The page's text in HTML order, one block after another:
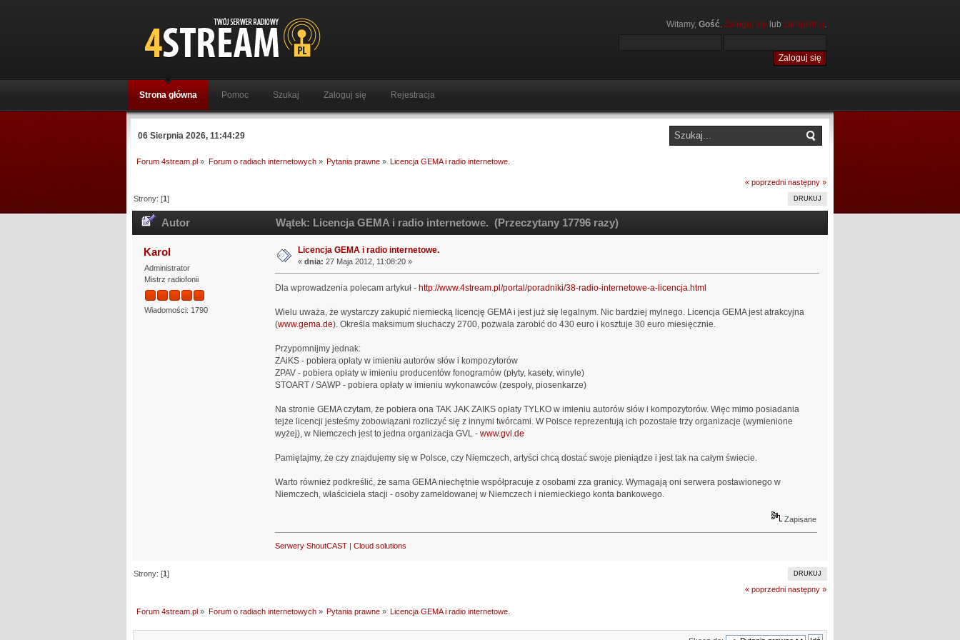
Witamy, Gość. Zaloguj się lub zarejestruj.
Strona główna Pomoc Szukaj Zaloguj się Rejestracja
06 Sierpnia 2026, 11:44:29
Forum 4stream.pl » Forum o radiach internetowych» Pytania prawne» Licencja GEMA i radio internetowe.
« poprzedni następny »
DRUKUJ
Strony: [1]
Autor Wątek: Licencja GEMA i radio internetowe. (Przeczytany 17796 razy)
Karol
Administrator
Mistrz radiofonii
Wiadomości: 1790
Licencja GEMA i radio internetowe.
« dnia: 27 Maja 2012, 11:08:20 »
Dla wprowadzenia polecam artykuł - http://www.4stream.pl/portal/poradniki/38-radio-internetowe-a-licencja.html
Wielu uważa, że wystarczy zakupić niemiecką licencję GEMA i jest już się legalnym. Nic bardziej mylnego. Licencja GEMA jest atrakcyjna
(www.gema.de). Określa maksimum słuchaczy 2700, pozwala zarobić do 430 euro i kosztuje 30 euro miesięcznie.
Przypomnijmy jednak:
ZAiKS - pobiera opłaty w imieniu autorów słów i kompozytorów
ZPAV - pobiera opłaty w imieniu producentów fonogramów (płyty, kasety, winyle)
STOART / SAWP - pobiera opłaty w imieniu wykonawców (zespoły, piosenkarze)
Na stronie GEMA czytam, że pobiera ona TAK JAK ZAIKS opłaty TYLKO w imieniu autorów słów i kompozytorów. Więc mimo posiadania
tejże licencji jesteśmy zobowiązani rozliczyć się z innymi twórcami. W Polsce reprezentują ich pozostałe trzy organizacje (wymienione
wyżej), w Niemczech jest to jedna organizacja GVL - www.gvl.de
Pamiętajmy, że czy znajdujemy się w Polsce, czy Niemczech, artyści chcą dostać swoje pieniądze i jest tak na całym świecie.
Warto również podkreślić, że sama GEMA niechętnie współpracuje z osobami zza granicy. Wymagają oni serwera postawionego w
Niemczech, właściciela stacji - osoby zameldowanej w Niemczech i niemieckiego konta bankowego.
Zapisane
Serwery ShoutCAST| Cloud solutions
DRUKUJ
Strony: [1]
« poprzedni następny »
Forum 4stream.pl » Forum o radiach internetowych» Pytania prawne» Licencja GEMA i radio internetowe.